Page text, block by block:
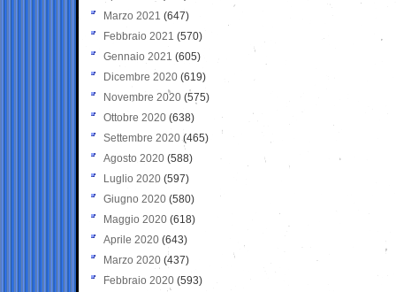
Marzo 2021 (647)
Febbraio 2021 (570)
Gennaio 2021 (605)
Dicembre 2020 (619)
Novembre 2020 (575)
Ottobre 2020 (638)
Settembre 2020(465)
Agosto 2020 (588)
Luglio 2020 (597)
Giugno 2020 (580)
Maggio 2020 (618)
Aprile 2020 (643)
Marzo 2020 (437)
Febbraio 2020 (593)